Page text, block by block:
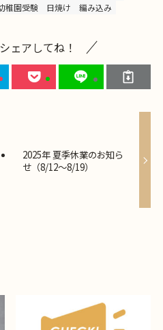
稚園受験 日焼け 編み込み
ェアしてね！
2025年 夏季休業のお知ら
せ（8/12～8/19）